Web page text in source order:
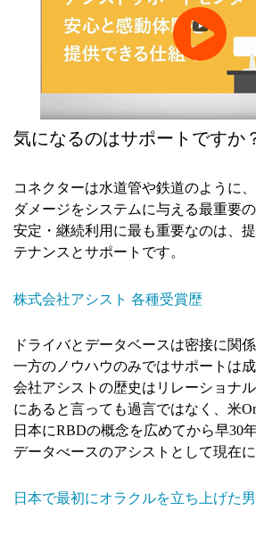
気になるのはサポートですか
コネクターは水道管や鉄道のように
ダメージをシステムに与える最重要
安定・継続利用に最も重要なのは、
テナンスとサポートです。
株式会社アシスト 各種受賞歴
ドライバとデータベースは密接に関
一方のノウハウのみではサポートは
会社アシストの歴史はリレーショナ
にあると言っても過言ではなく、米
日本にRBDの概念を広めてから早30
データべースのアシストとして現在に
日本で最初にオラクルを立ち上げた男